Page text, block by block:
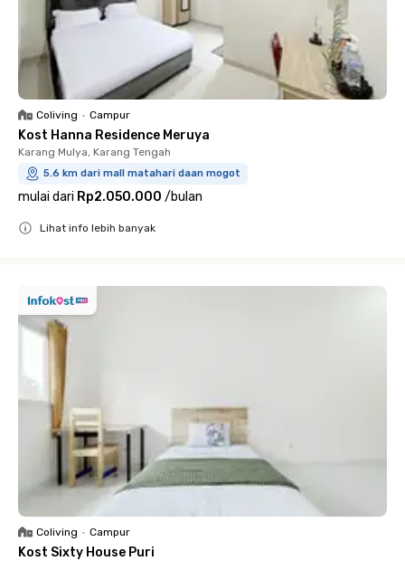
Coliving • Campur
Kost Hanna Residence Meruya
Karang Mulya, Karang Tengah
5.6 km dari mall matahari daan mogot
mulai dari Rp2.050.000 /bulan
Lihat info lebih banyak
Coliving • Campur
Kost Sixty House Puri